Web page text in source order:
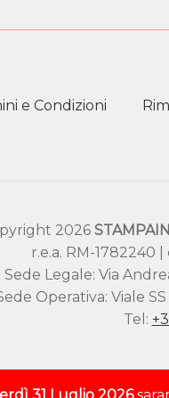
e Condizioni
2026
r.e.a. RM-1782240
Sede Legale: Via
Operativa: Viale
Tel: